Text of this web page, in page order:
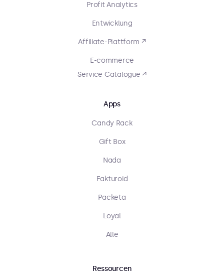
Profit Analytics
Entwicklung
Affiliate-Plattform ↗
E-commerce
Service Catalogue ↗
Apps
Candy Rack
Gift Box
Nada
Fakturoid
Packeta
Loyal
Alle
Ressourcen